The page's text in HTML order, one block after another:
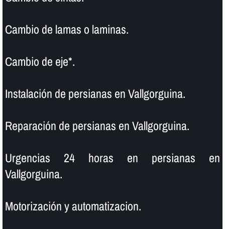
Cambio de lamas o laminas.
Cambio de eje*.
Instalación de persianas en Vallgorguina.
Reparación de persianas en Vallgorguina.
Urgencias 24 horas en persianas en
Vallgorguina.
Motorización y automatizacion.